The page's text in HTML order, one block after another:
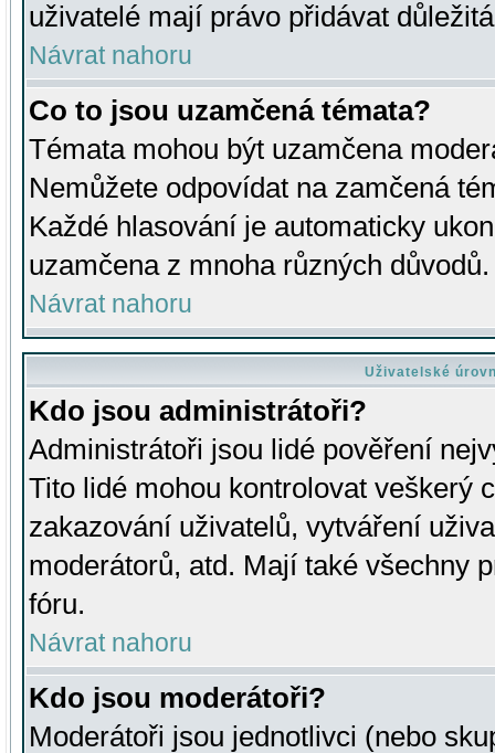
uživatelé mají právo přidávat
Návrat nahoru
Co to jsou uzamčená témata?
Témata mohou být uzamčena
Nemůžete odpovídat na zamčená
Každé hlasování je automaticky
uzamčena z mnoha různých důvodů.
Návrat nahoru
Uživatelské
Kdo jsou administrátoři?
Administrátoři jsou lidé pověření
Tito lidé mohou kontrolovat veškerý
zakazování uživatelů, vytváření
moderátorů, atd. Mají také všechny
fóru.
Návrat nahoru
Kdo jsou moderátoři?
Moderátoři jsou jednotlivci (nebo